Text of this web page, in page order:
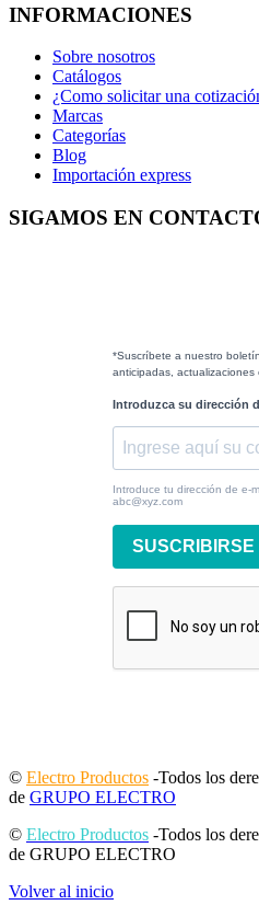
INFORMACIONES
Sobre nosotros
Catálogos
¿Como solicitar una
Marcas
Categorías
Blog
Importación express
SIGAMOS EN
*Suscríbete a nuestro
anticipadas, actualizaciones
Introduzca su dirección
Introduce tu dirección de e-
abc@xyz.com
SUSCRIBIRSE
© Electro Productos -Todos los
de GRUPO ELECTRO
© Electro Productos -Todos los
de GRUPO ELECTRO
Volver al inicio